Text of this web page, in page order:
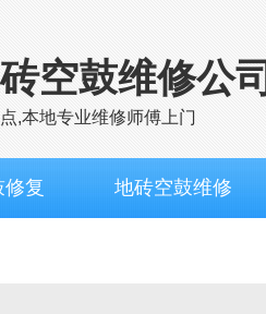
空鼓维修公司
,本地专业维修师傅上门
复 地砖空鼓维修